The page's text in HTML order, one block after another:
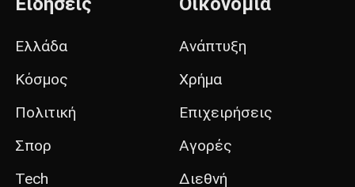
Ελλάδα
Κόσμος
Πολιτική
Σπορ
Tech
Ανάπτυξη
Χρήμα
Επιχειρήσεις
Αγορές
Διεθνή